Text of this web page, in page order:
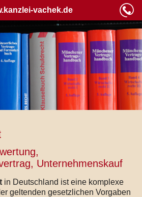
vachek.de
Unternehmenskauf
in Deutschland ist eine komplexe
geltenden gesetzlichen Vorgaben